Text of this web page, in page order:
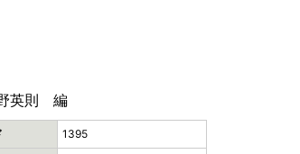
英則 編
1395